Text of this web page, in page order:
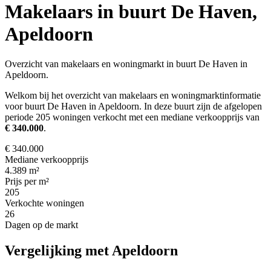
Makelaars in buurt De Haven,
Apeldoorn
Overzicht van makelaars en woningmarkt in buurt De Haven in
Apeldoorn.
Welkom bij het overzicht van makelaars en woningmarktinformatie
voor buurt De Haven in Apeldoorn. In deze buurt zijn de afgelopen
periode 205 woningen verkocht met een mediane verkoopprijs van
€ 340.000.
€ 340.000
Mediane verkoopprijs
4.389 m²
Prijs per m²
205
Verkochte woningen
26
Dagen op de markt
Vergelijking met Apeldoorn